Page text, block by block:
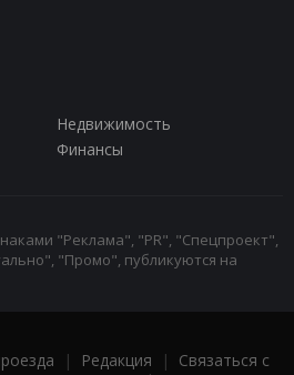
Недвижимость
Финансы
"Реклама", "PR", "Спецпроект",
"Промо", публикуются на
| Редакция | Связаться с